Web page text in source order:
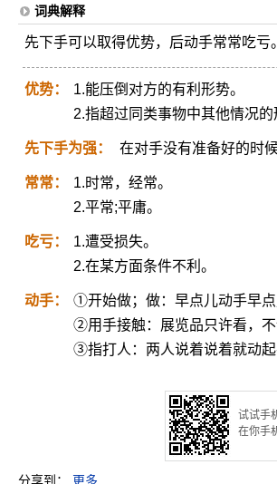
词典解释
先下手可以取得优势，后动手常常吃亏。
优势：
1.能压倒对方的有利形势。
2.指超过同类事物中其他情况的
先下手为强： 在对手没有准备好的时
常常：
1.时常，经常。
2.平常;平庸。
吃亏：
1.遭受损失。
2.在某方面条件不利。
动手：
①开始做；做：早点儿动手早点
②用手接触：展览品只许看，不
③指打人：两人说着说着就动起
试试手
在你手
分享到： 更多